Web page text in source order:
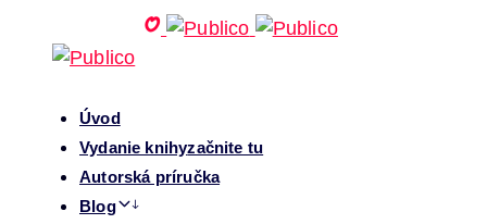
Úvod
Vydanie knihyzačnite tu
Autorská príručka
Blog